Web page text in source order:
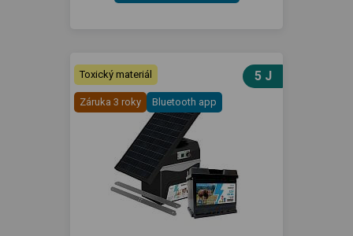
Toxický materiál
Záruka 3 roky Bluetooth app
5 J